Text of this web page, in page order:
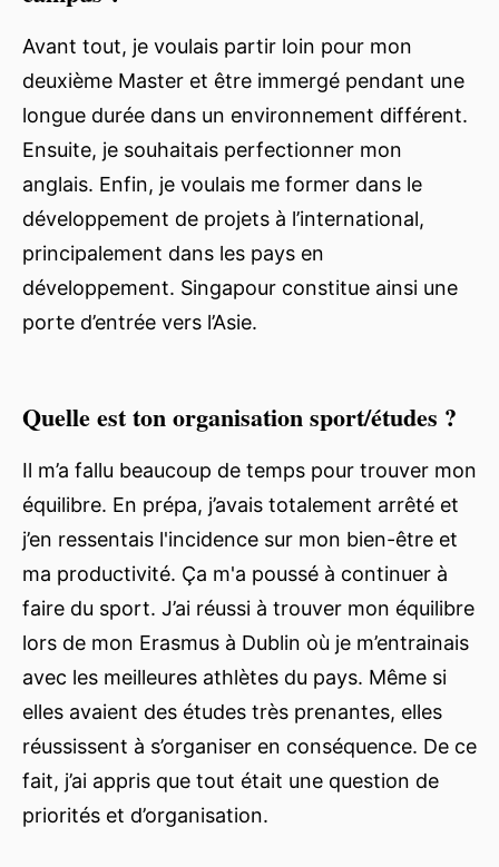
Avant tout, je voulais partir loin pour mon
deuxième Master et être immergé pendant une
longue durée dans un environnement différent.
Ensuite, je souhaitais perfectionner mon
anglais. Enfin, je voulais me former dans le
développement de projets à l’international,
principalement dans les pays en
développement. Singapour constitue ainsi une
porte d’entrée vers l’Asie.
Quelle est ton organisation sport/études ?
Il m’a fallu beaucoup de temps pour trouver mon
équilibre. En prépa, j’avais totalement arrêté et
j’en ressentais l'incidence sur mon bien-être et
ma productivité. Ça m'a poussé à continuer à
faire du sport. J’ai réussi à trouver mon équilibre
lors de mon Erasmus à Dublin où je m’entrainais
avec les meilleures athlètes du pays. Même si
elles avaient des études très prenantes, elles
réussissent à s’organiser en conséquence. De ce
fait, j’ai appris que tout était une question de
priorités et d’organisation.